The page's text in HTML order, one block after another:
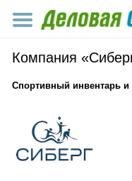
Компания
Спортивный инвентарь и